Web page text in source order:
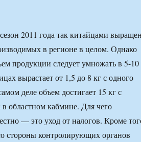
2011 года так китайцами
в регионе в целом. Однако
продукции следует умножать в 5-10
вырастает от 1,5 до 8 кг с одного
деле объем достигает 15 кг с
областном кабмине. Для чего
— это уход от налогов. Кроме
стороны контролирующих органов